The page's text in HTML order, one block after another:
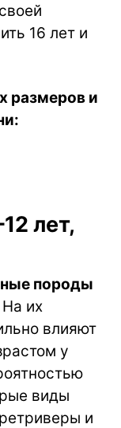
16 лет и
размеров и
лет,
породы
На их
влияют
у
виды
и